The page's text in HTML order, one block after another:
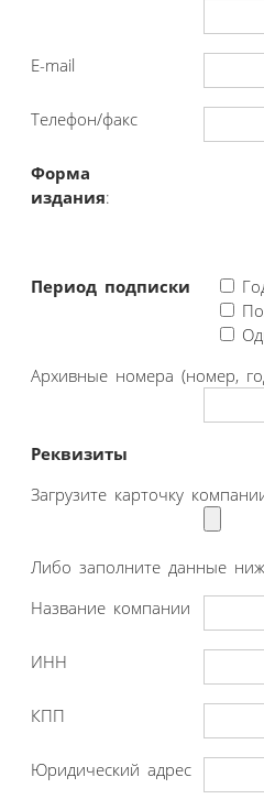
E-mail
Телефон/факс
Форма
издания:
Период подписки
Архивные номера (номер,
Реквизиты
Загрузите карточку
Либо заполните данные
Название компании
ИНН
КПП
Юридический адрес